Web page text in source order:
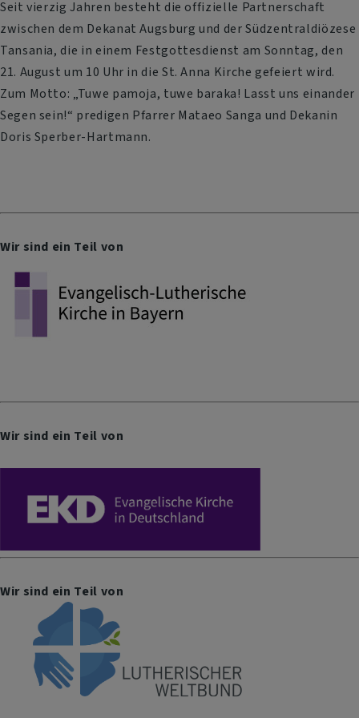
Seit vierzig Jahren besteht die offizielle Partnerschaft
zwischen dem Dekanat Augsburg und der Südzentraldiözese
Tansania, die in einem Festgottesdienst am Sonntag, den
21. August um 10 Uhr in die St. Anna Kirche gefeiert wird.
Zum Motto: „Tuwe pamoja, tuwe baraka! Lasst uns einander
Segen sein!“ predigen Pfarrer Mataeo Sanga und Dekanin
Doris Sperber-Hartmann.
Wir sind ein Teil von
Wir sind ein Teil von
Wir sind ein Teil von